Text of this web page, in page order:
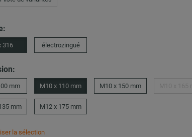
316 électrozingué
mm M10 x 110 mm M10 x 150 mm
mm M12 x 175 mm
la sélection